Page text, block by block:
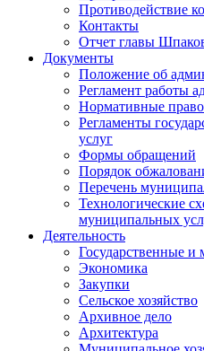
Противодействие
Контакты
Отчет главы
Документы
Положение об
Регламент работы
Нормативные
Регламенты
услуг
Формы обращений
Порядок
Перечень
Технологические
муниципальных
Деятельность
Государственные
Экономика
Закупки
Сельское хозяйство
Архивное дело
Архитектура